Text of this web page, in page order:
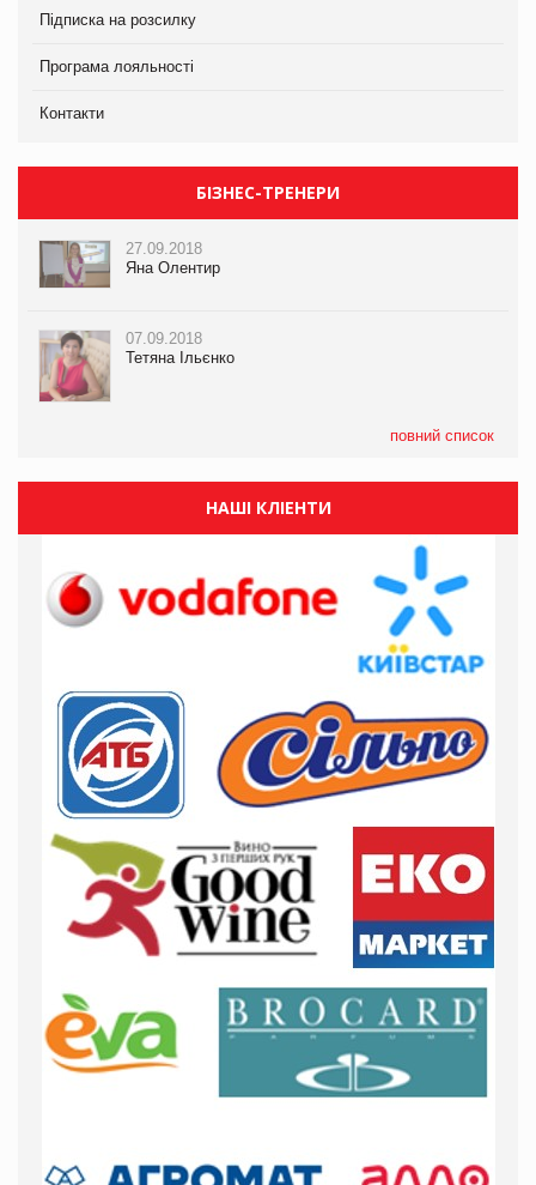
Підписка на розсилку
Програма лояльності
Контакти
БІЗНЕС-ТРЕНЕРИ
27.09.2018
Яна Олентир
07.09.2018
Тетяна Ільєнко
повний список
НАШІ КЛІЕНТИ